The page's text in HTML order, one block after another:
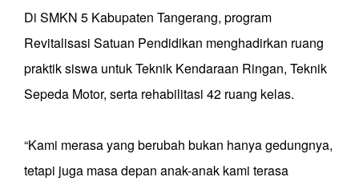
Di SMKN 5 Kabupaten Tangerang, program
Revitalisasi Satuan Pendidikan menghadirkan ruang
praktik siswa untuk Teknik Kendaraan Ringan, Teknik
Sepeda Motor, serta rehabilitasi 42 ruang kelas.
“Kami merasa yang berubah bukan hanya gedungnya,
tetapi juga masa depan anak-anak kami terasa